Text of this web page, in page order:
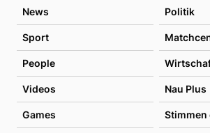
News Politik
Sport
People
Videos Nau Plus
Games Stimmen